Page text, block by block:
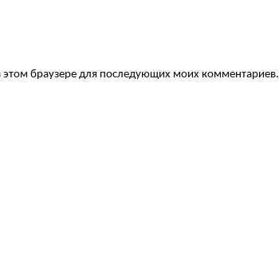
этом браузере для последующих моих комментариев.